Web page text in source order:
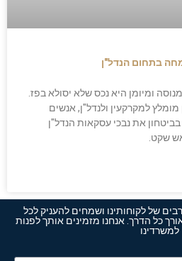
בתחום הנדל"ן
ומיומן היא נכס שלא יסולא בפז.
מומלץ למקרקעין ולנדל"ן, אנשים
בביטחון את נבכי עסקאות הנדל"ן
שקט.
של לקוחותינו ושמחים להעניק לכל
כל הדרך. אנחנו מזמינים אותך לפנות
למשרדינו ​